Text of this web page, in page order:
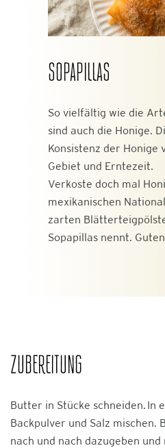
SOPAPILLAS
So vielfältig wie die
sind auch die Honige.
Konsistenz der Honige
Gebiet und Erntezeit.
Verkoste doch mal
mexikanischen
zarten
Sopapillas nennt.
ZUBEREITUNG
Butter in Stücke schneiden. In
Backpulver und Salz mischen.
nach und nach dazugeben